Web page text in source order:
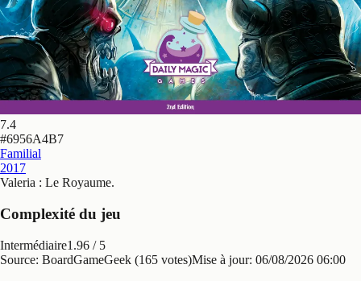
7.4
#6956A4B7
Familial
2017
Valeria : Le Royaume.
Complexité du jeu
Intermédiaire1.96 / 5
Source: BoardGameGeek (165 votes)Mise à jour: 06/08/2026 06:00